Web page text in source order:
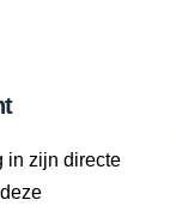
in zijn directe